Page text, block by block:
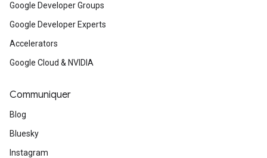
Google Developer Groups
Google Developer Experts
Accelerators
Google Cloud & NVIDIA
Communiquer
Blog
Bluesky
Instagram